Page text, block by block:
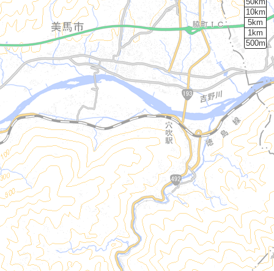
10km
5km
1km
500m